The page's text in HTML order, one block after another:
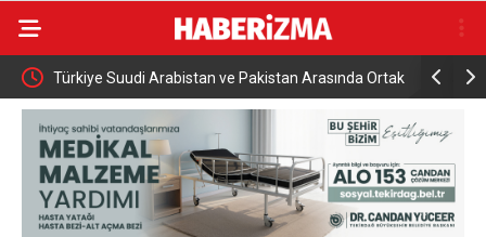
Türkiye Suudi Arabistan ve Pakistan Arasında Ortak
Savunma Anlaşması
Rusya
saldırısı